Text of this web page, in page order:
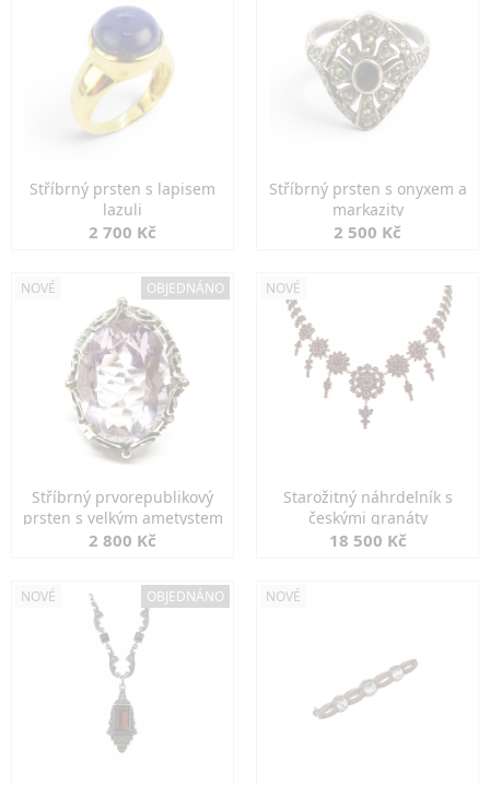
Stříbrný prsten s lapisem
lazuli
2 700 Kč
Stříbrný prsten s onyxem a
markazity
2 500 Kč
NOVÉ OBJEDNÁNO
Stříbrný prvorepublikový
prsten s velkým ametystem
2 800 Kč
NOVÉ
Starožitný náhrdelník s
českými granáty
18 500 Kč
NOVÉ OBJEDNÁNO NOVÉ